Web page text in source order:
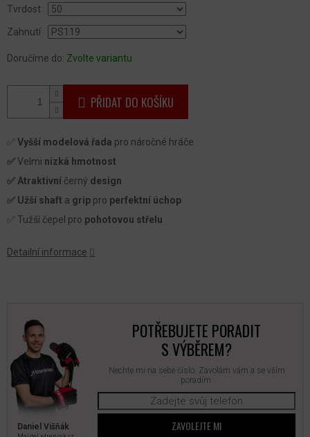
Tvrdost
Zahnutí
Doručíme do: Zvolte variantu
PŘIDAT DO KOŠÍKU
Vyšší modelová řada pro náročné hráče
✅Velmi nízká hmotnost
✅ Atraktivní černý design
✅ Užší shaft a grip pro perfektní úchop
✅ Tužší čepel pro pohotovou střelu
Detailní informace
Daniel Višňák
POTŘEBUJETE PORADIT
S VÝBĚREM?
Nechte mi na sebe číslo. Zavolám vám a se vším
poradím.
ZAVOLEJTE MI